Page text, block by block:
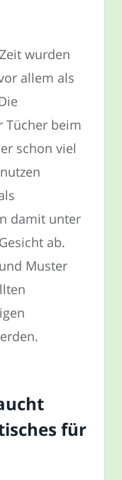
wurden
allem als
Tücher beim
schon viel
damit unter
ab.
Muster
für